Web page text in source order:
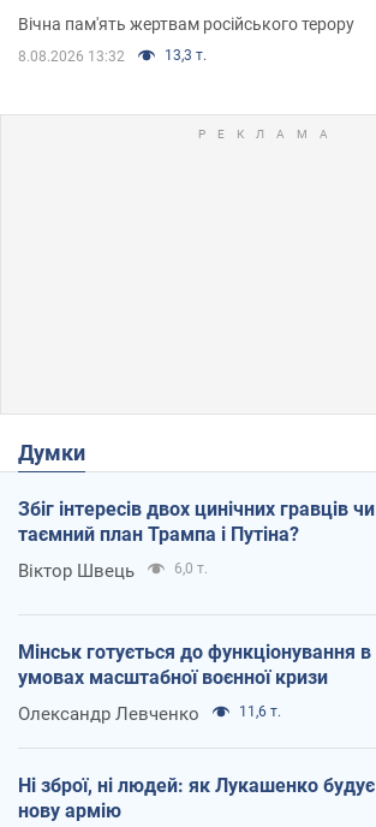
Вічна пам'ять жертвам російського терору
8.08.2026 13:32 13,3 т.
Думки
Збіг інтересів двох цинічних гравців чи
таємний план Трампа і Путіна?
Віктор Швець 6,0 т.
Мінськ готується до функціонування в
умовах масштабної воєнної кризи
Олександр Левченко 11,6 т.
Ні зброї, ні людей: як Лукашенко будує
нову армію